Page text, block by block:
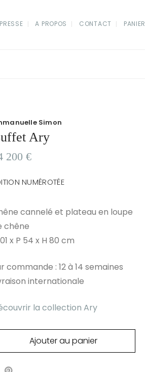
PRESSE A PROPOS CONTACT PANIER
Simon
Ary
200 €
NUMÉROTÉE
cannelé et plateau en loupe
chêne
x P 54 x H 80 cm
commande : 12 à 14 semaines
internationale
la collection Ary
Ajouter au panier